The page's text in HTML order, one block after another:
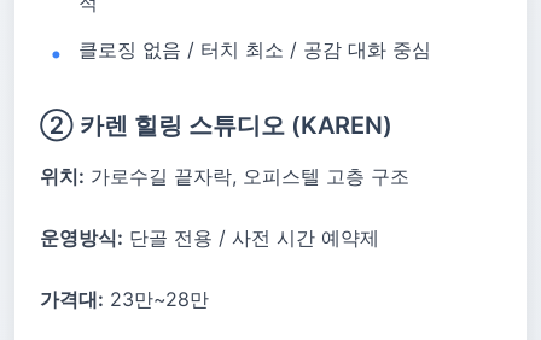
클로징 없음 / 터치 최소 / 공감 대화 중심
② 카렌 힐링 스튜디오 (KAREN)
위치: 가로수길 끝자락, 오피스텔 고층 구조
운영방식: 단골 전용 / 사전 시간 예약제
가격대: 23만~28만